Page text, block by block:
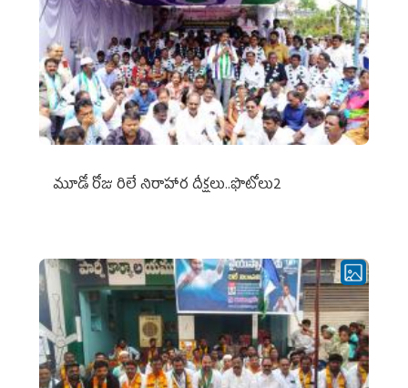
మూడో రోజు రిలే నిరాహార దీక్షలు..ఫొటోలు2